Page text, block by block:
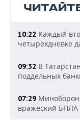
10:22 Каждый
четырехдневке
09:32 В
поддельных
07:29
вражеский БПЛА